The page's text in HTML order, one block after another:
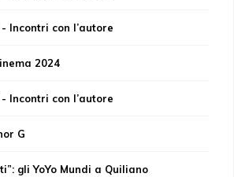
- Incontri con l’autore
2024
- Incontri con l’autore
G
gli YoYo Mundi a Quiliano